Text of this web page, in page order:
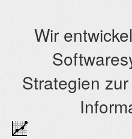
Wir
Strategien